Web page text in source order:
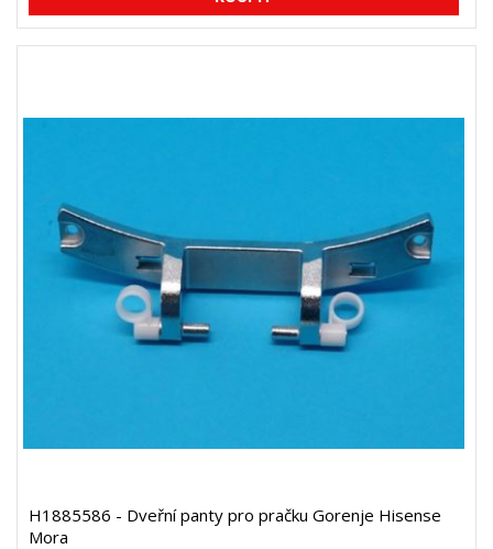
H1885586 - Dveřní panty pro pračku Gorenje Hisense
Mora